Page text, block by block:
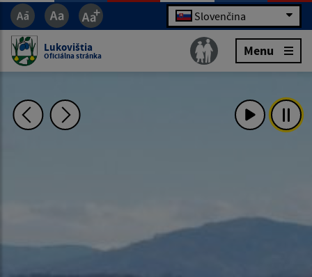
Slovenčina
Lukovištia
Oficiálna stránka Menu